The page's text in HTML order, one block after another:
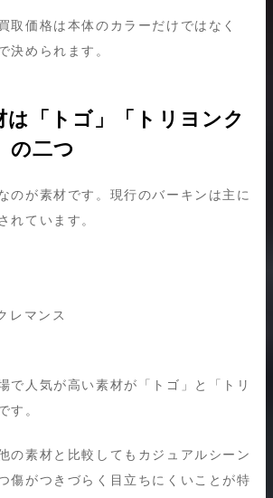
取価格は本体のカラーだけではなく
決められます。
は「トゴ」「トリヨンク
の二つ
のが素材です。現行のバーキンは主に
れています。
レマンス
で人気が高い素材が「トゴ」と「トリ
す。
の素材と比較してもカジュアルシーン
傷がつきづらく目立ちにくいことが特